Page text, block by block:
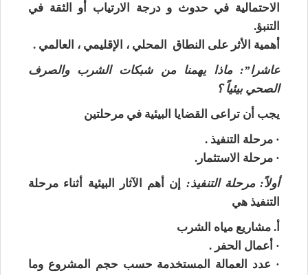
الاحتمالية في حدوث و درجة الارتياب أو الثقة في
التنبؤ.
أهمية الأثر على النطاق المحلي ، الإقليمي ، العالمي .
عاشرا”: ماذا يهمنا من شبكات الشرب والصرف
الصحي بيئياً ؟
يجب أن تراعى القضايا البيئية في مرحلتين
· مرحلة التنفيذ .
· مرحلة الاستثمار.
أولاً: مرحلة التنفيذ: إن أهم الآثار البيئية أثناء مرحلة
التنفيذ هي
أ. مشاريع مياه الشرب
· أعمال الحفر .
· عدد العمالة المستخدمة حسب حجم المشروع وما